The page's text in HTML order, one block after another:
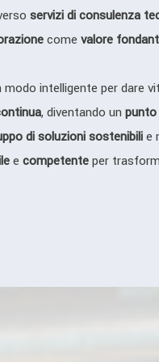
servizi di consulenza
come valore
modo intelligente per dare
, diventando un
di soluzioni sostenibilie
e competenteper